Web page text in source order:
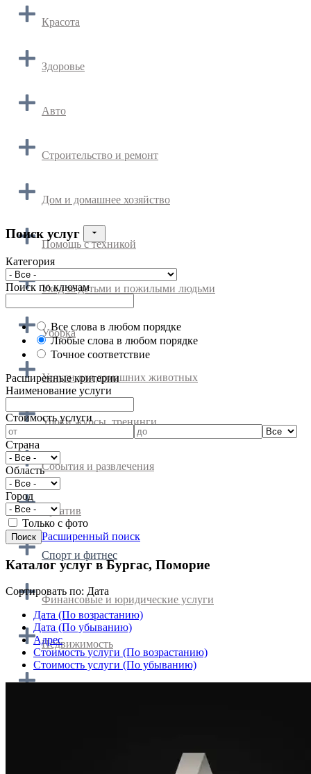
Красота
Здоровье
Авто
Строительство и ремонт
Дом и домашнее хозяйство
Помощь с техникой
Уход за детьми и пожилыми людьми
Уборка
Услуги для домашних животных
Уроки, курсы, тренинги
События и развлечения
Креатив
Спорт и фитнес
Финансовые и юридические услуги
Недвижимость
Поиск услуг
Категория
Поиск по ключам
Все слова в любом порядке
Любые слова в любом порядке
Точное соответствие
Расширенные критерии
Наименование услуги
Cтоимость услуги
Страна
Область
Город
Только с фото
Расширенный поиск
Каталог услуг в Бургас, Поморие
Сортировать по: Дата
Дата (По возрастанию)
Дата (По убыванию)
Адрес
Cтоимость услуги (По возрастанию)
Cтоимость услуги (По убыванию)